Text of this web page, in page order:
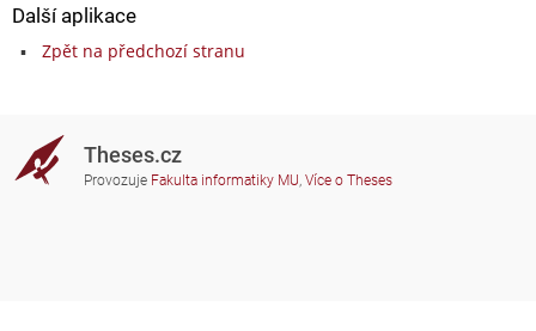
Další aplikace
Zpět na předchozí stranu
Theses.cz
Provozuje Fakulta informatiky MU, Více o Theses